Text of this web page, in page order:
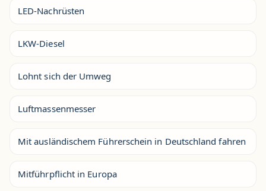
LED-Nachrüsten
LKW-Diesel
Lohnt sich der Umweg
Luftmassenmesser
Mit ausländischem Führerschein in Deutschland fahren
Mitführpflicht in Europa